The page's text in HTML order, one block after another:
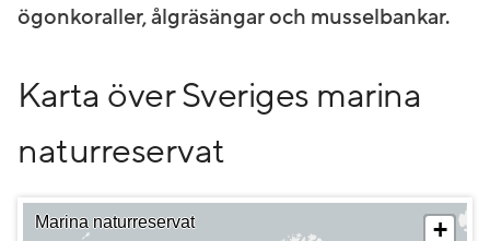
ögonkoraller, ålgräsängar och musselbankar.
Karta över Sveriges marina
naturreservat